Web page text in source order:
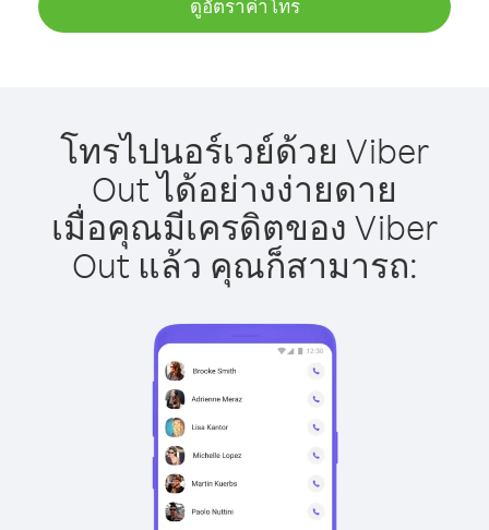
ดูอัตราค่าโทร
โทรไปนอร์เวย์ด้วย Viber
Out ได้อย่างง่ายดาย
เมื่อคุณมีเครดิตของ Viber
Out แล้ว คุณก็สามารถ: